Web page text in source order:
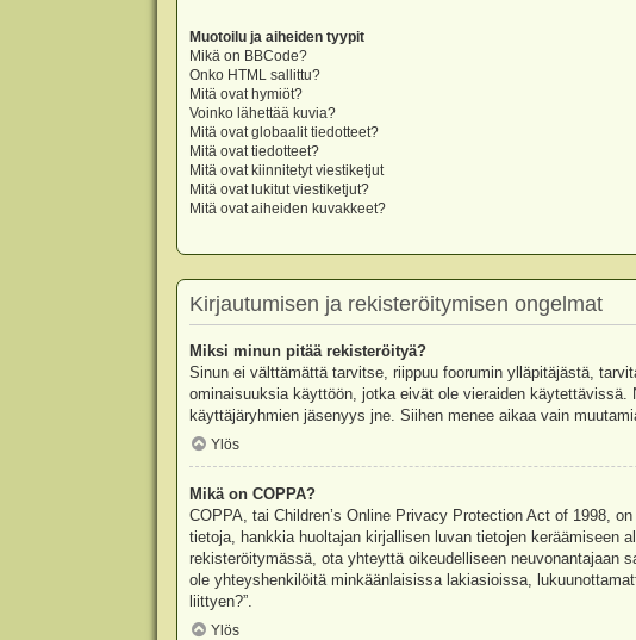
Muotoilu ja aiheiden tyypit
Mikä on BBCode?
Onko HTML sallittu?
Mitä ovat hymiöt?
Voinko lähettää kuvia?
Mitä ovat globaalit tiedotteet?
Mitä ovat tiedotteet?
Mitä ovat kiinnitetyt viestiketjut
Mitä ovat lukitut viestiketjut?
Mitä ovat aiheiden kuvakkeet?
Kirjautumisen ja rekisteröitymisen ongelmat
Miksi minun pitää rekisteröityä?
Sinun ei välttämättä tarvitse, riippuu foorumin ylläpitäjästä,
ominaisuuksia käyttöön, jotka eivät ole vieraiden
käyttäjäryhmien jäsenyys jne. Siihen menee aikaa vain
Ylös
Mikä on COPPA?
COPPA, tai Children’s Online Privacy Protection Act of 1998,
tietoja, hankkia huoltajan kirjallisen luvan tietojen keräämiseen
rekisteröitymässä, ota yhteyttä oikeudelliseen neuvonantajaan
ole yhteyshenkilöitä minkäänlaisissa lakiasioissa,
liittyen?”.
Ylös